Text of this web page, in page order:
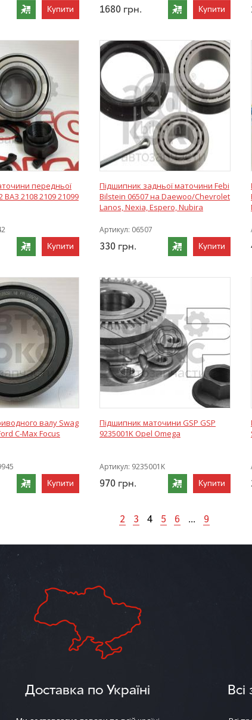
Купити 1680 грн. Купити
передньої
ВАЗ 2108 2109 21099
Купити
Підшипник задньої маточини Febi
Bilstein 06507 на Daewoo/Chevrolet
Lanos, Nexia, Espero, Nubira
Артикул: 06507
330 грн. Купити
валу Swag
C-Max Focus
Купити
Підшипник маточини GSP GSP
9235001K Opel Omega
Артикул: 9235001K
970 грн. Купити
2 3 4 5 6 ... 9
Доставка по Україні Всі